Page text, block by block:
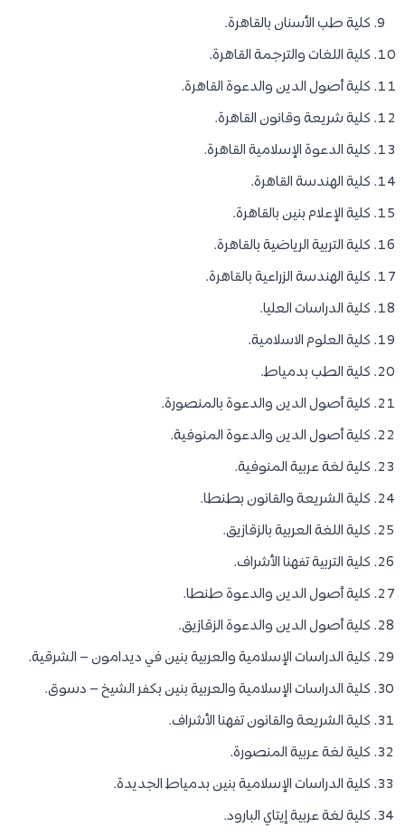
كلية طب الأسنان بالقاهرة.
كلية اللغات والترجمة القاهرة.
كلية أصول الدين والدعوة القاهرة.
كلية شريعة وقانون القاهرة.
كلية الدعوة الإسلامية القاهرة.
كلية الهندسة القاهرة.
كلية الإعلام بنين بالقاهرة.
كلية التربية الرياضية بالقاهرة.
كلية الهندسة الزراعية بالقاهرة.
كلية الدراسات العليا.
كلية العلوم الاسلامية.
كلية الطب بدمياط.
كلية أصول الدين والدعوة بالمنصورة.
كلية أصول الدين والدعوة المنوفية.
كلية لغة عربية المنوفية.
كلية الشريعة والقانون بطنطا.
كلية اللغة العربية بالزقازيق.
كلية التربية تفهنا الأشراف.
كلية أصول الدين والدعوة طنطا.
كلية أصول الدين والدعوة الزقازيق.
كلية الدراسات الإسلامية والعربية بنين في ديدامون – الشرقية.
كلية الدراسات الإسلامية والعربية بنين بكفر الشيخ – دسوق.
كلية الشريعة والقانون تفهنا الأشراف.
كلية لغة عربية المنصورة.
كلية الدراسات الإسلامية بنين بدمياط الجديدة.
كلية لغة عربية إيتاي البارود.